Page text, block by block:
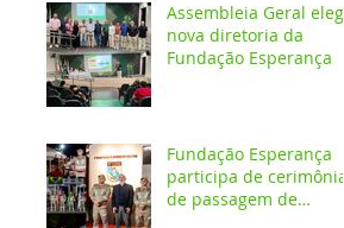
Assembleia Geral elege
nova diretoria da
Fundação Esperança
Fundação Esperança
participa de cerimônia
de passagem de